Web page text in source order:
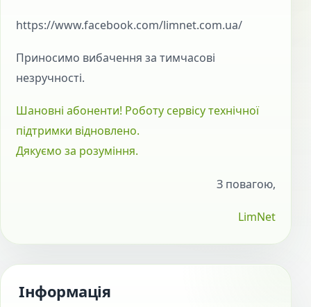
https://www.facebook.com/limnet.com.ua/
Приносимо вибачення за тимчасові
незручності.
Шановні абоненти! Роботу сервісу технічної
підтримки відновлено.
Дякуємо за розуміння.
З повагою,
LimNet
Інформація